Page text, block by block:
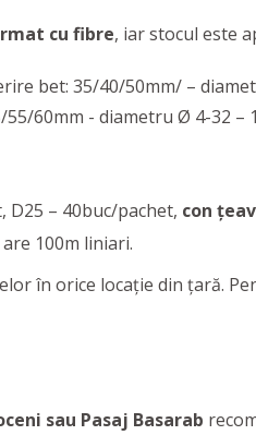
cu fibre, iar stocul este
bet: 35/40/50mm/ –
60mm - diametru Ø 4-32 –
D25 – 40buc/pachet, con
100m liniari.
în orice locație din țară.
sau Pasaj Basarab